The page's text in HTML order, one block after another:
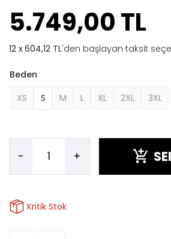
5.749,00 TL
604,12 TL'den başlayan taksit
Beden
XS
S M L XL 2XL 3XL
- +
Kritik Stok